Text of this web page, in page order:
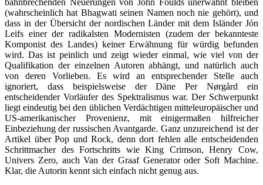
bahnbrechenden Neuerungen von John Foulds unerwähnt bleiben
(wahrscheinlich hat Bhagwati seinen Namen noch nie gehört), und
dass in der Übersicht der nordischen Länder mit dem Isländer Jón
Leifs einer der radikalsten Modernisten (zudem der bekannteste
Komponist des Landes) keiner Erwähnung für würdig befunden
wird. Das ist peinlich und zeigt wieder einmal, wie viel von der
Qualifikation der einzelnen Autoren abhängt, und natürlich auch
von deren Vorlieben. Es wird an entsprechender Stelle auch
ignoriert, dass beispielsweise der Däne Per Nørgård ein
entscheidender Vorläufer des Spektralismus war. Der Schwerpunkt
liegt eindeutig bei den üblichen Verdächtigen mitteleuropäischer und
US-amerikanischer Provenienz, mit einigermaßen hilfreicher
Einbeziehung der russischen Avantgarde. Ganz unzureichend ist der
Artikel über Pop und Rock, denn dort fehlen alle entscheidenden
Schrittmacher des Fortschritts wie King Crimson, Henry Cow,
Univers Zero, auch Van der Graaf Generator oder Soft Machine.
Klar, die Autorin kennt sich einfach nicht genug aus.